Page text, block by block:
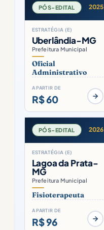
PÓS-EDITAL 2025
ESTRATÉGIA (E)
Uberlândia-MG
Prefeitura Municipal
Oficial
Administrativo
A PARTIR DE
R$ 60
PÓS-EDITAL 2026
ESTRATÉGIA (E)
Lagoa da Prata-
MG
Prefeitura Municipal
Fisioterapeuta
A PARTIR DE
R$ 96